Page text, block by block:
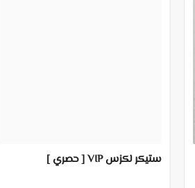
ستيكر لكزس VIP [ حصري ]